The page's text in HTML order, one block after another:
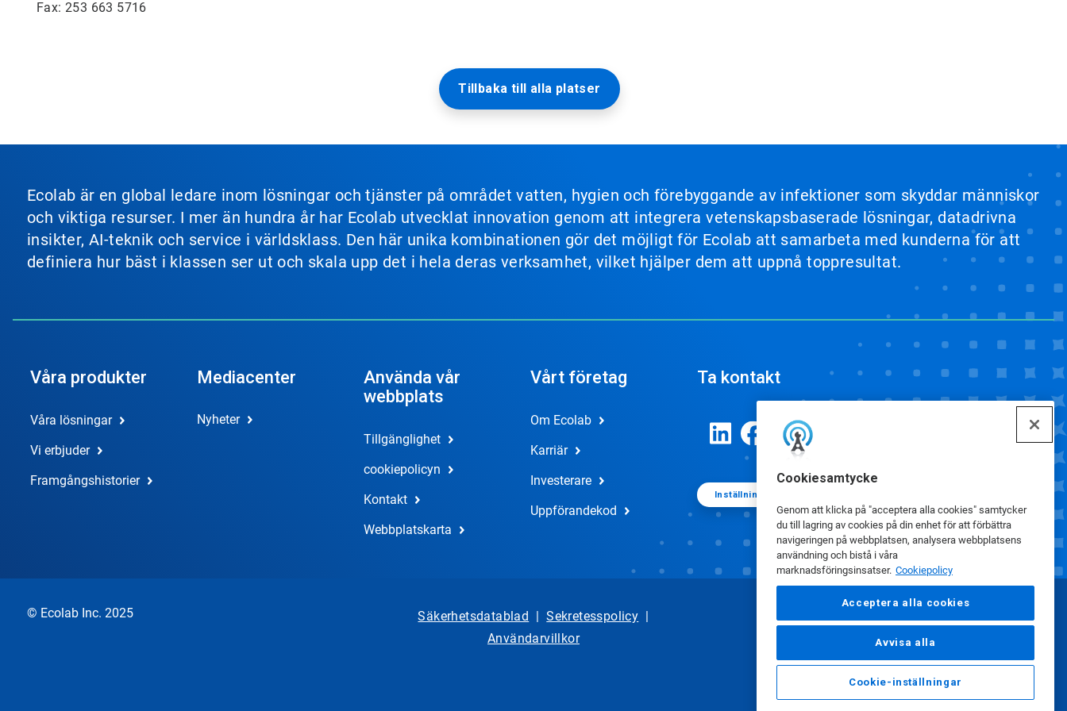
Cookiesamtycke
Genom att klicka på "acceptera alla cookies" samtycker
du till lagring av cookies på din enhet för att förbättra
navigeringen på webbplatsen, analysera webbplatsens
användning och bistå i våra
marknadsföringsinsatser. Cookiepolicy
Acceptera alla cookies
Avvisa alla
Cookie-inställningar
Fax: 253 663 5716
Tillbaka till alla platser
Ecolab är en global ledare inom lösningar och tjänster på området vatten, hygien och förebyggande av infektioner som skyddar människor
och viktiga resurser. I mer än hundra år har Ecolab utvecklat innovation genom att integrera vetenskapsbaserade lösningar, datadrivna
insikter, AI-teknik och service i världsklass. Den här unika kombinationen gör det möjligt för Ecolab att samarbeta med kunderna för att
definiera hur bäst i klassen ser ut och skala upp det i hela deras verksamhet, vilket hjälper dem att uppnå toppresultat.
Våra produkter
Våra lösningar
Vi erbjuder
Framgångshistorier
Mediacenter
Nyheter
Använda vår
webbplats
Tillgänglighet
cookiepolicyn
Kontakt
Webbplatskarta
Vårt företag
Om Ecolab
Karriär
Investerare
Uppförandekod
Ta kontakt
Inställningar för cookies
© Ecolab Inc. 2025 Säkerhetsdatablad |Sekretesspolicy |
Användarvillkor